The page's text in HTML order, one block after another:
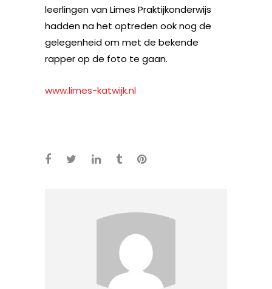
leerlingen van Limes Praktijkonderwijs
hadden na het optreden ook nog de
gelegenheid om met de bekende
rapper op de foto te gaan.
www.limes-katwijk.nl